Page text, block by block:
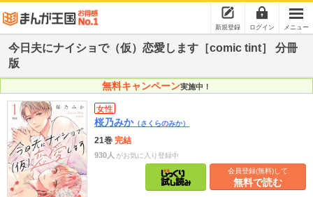
新規登録 ログイン メニュー
今日夫にナイショで（仮）恋愛します［comic tint］ 分冊
版
無料キャンペーン実施中！
女性
桜乃みか（さくらのみか）
21巻 完結
930人 がお気に入り登録中
会員登録(無料)して
無料で読む